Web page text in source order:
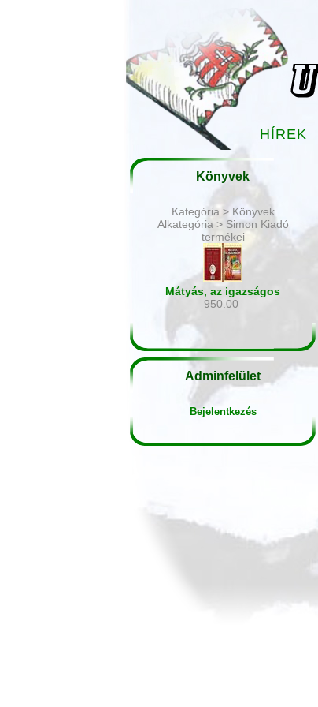
HÍREK
Könyvek
Kategória > Könyvek
Alkategória > Simon Kiadó
termékei
Mátyás, az igazságos
950.00
Adminfelület
Bejelentkezés